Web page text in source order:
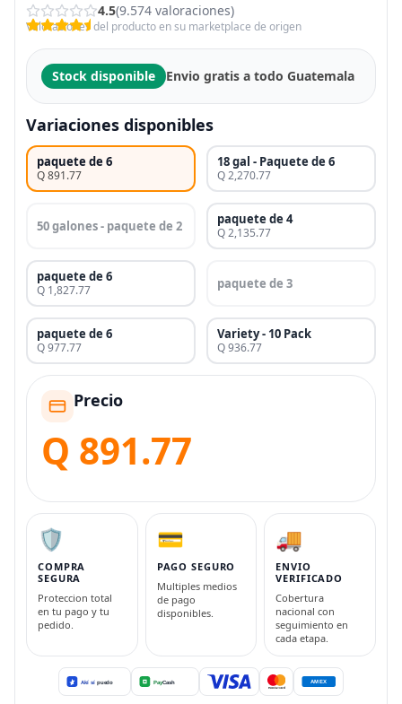
4.5(9.574 valoraciones)
Valoraciones del producto en su marketplace de origen
Stock disponible Envio gratis a todo Guatemala
Variaciones disponibles
paquete de 6
Q 891.77
18 gal - Paquete de 6
Q 2,270.77
50 galones - paquete de 2 paquete de 4
Q 2,135.77
paquete de 6
Q 1,827.77 paquete de 3
paquete de 6
Q 977.77
Variety - 10 Pack
Q 936.77
Precio
Q 891.77
🛡️
COMPRA
SEGURA
Proteccion total
en tu pago y tu
pedido.
💳
PAGO SEGURO
Multiples medios
de pago
disponibles.
🚚
ENVIO
VERIFICADO
Cobertura
nacional con
seguimiento en
cada etapa.